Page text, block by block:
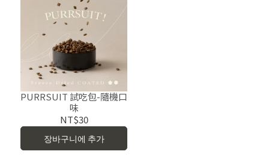
PURRSUIT 試吃包-隨機口
味
NT$30
장바구니에 추가